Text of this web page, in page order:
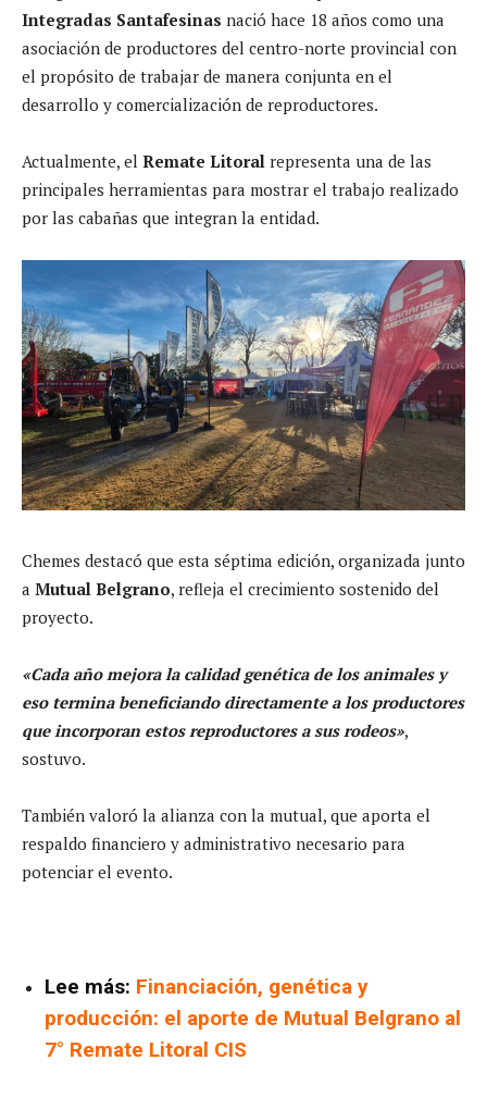
Integradas Santafesinas nació hace 18 años como una
asociación de productores del centro-norte provincial con
el propósito de trabajar de manera conjunta en el
desarrollo y comercialización de reproductores.
Actualmente, el Remate Litoral representa una de las
principales herramientas para mostrar el trabajo realizado
por las cabañas que integran la entidad.
Chemes destacó que esta séptima edición, organizada junto
a Mutual Belgrano, refleja el crecimiento sostenido del
proyecto.
«Cada año mejora la calidad genética de los animales y
eso termina beneficiando directamente a los productores
que incorporan estos reproductores a sus rodeos»,
sostuvo.
También valoró la alianza con la mutual, que aporta el
respaldo financiero y administrativo necesario para
potenciar el evento.
Lee más: Financiación, genética y
producción: el aporte de Mutual Belgrano al
7° Remate Litoral CIS